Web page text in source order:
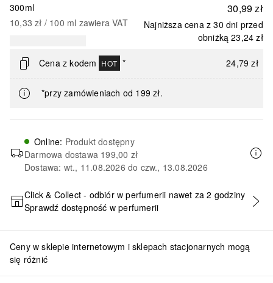
30,99 zł
Najniższa cena z 30 dni przed
obniżką 23,24 zł
300ml
10,33 zł / 100 ml zawiera VAT
Cena z kodem HOT * 24,79 zł
*przy zamówieniach od 199 zł.
Online: Produkt dostępny
Darmowa dostawa 199,00 zł
Dostawa: wt., 11.08.2026 do czw., 13.08.2026
DODAJ DO KOSZYKA
Click & Collect - odbiór w perfumerii nawet za 2 godziny
Sprawdź dostępność w perfumerii
Ceny w sklepie internetowym i sklepach stacjonarnych mogą
się różnić